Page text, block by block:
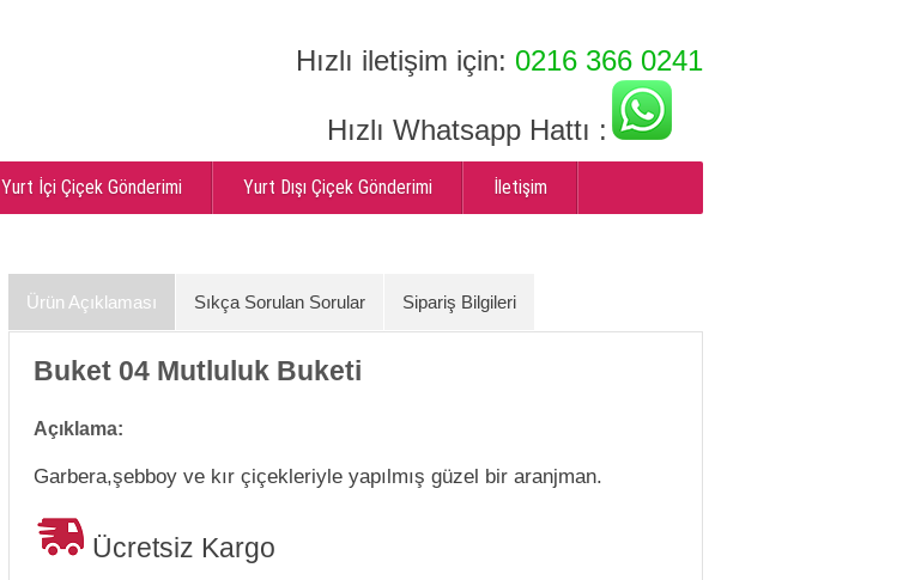
Hızlı iletişim için: 0216 366 0241
Hızlı Whatsapp Hattı :
Yurt İçi Çiçek Gönderimi Yurt Dışı Çiçek Gönderimi İletişim
Ürün Açıklaması Sıkça Sorulan Sorular Sipariş Bilgileri
Buket 04 Mutluluk Buketi
Açıklama:
Garbera,şebboy ve kır çiçekleriyle yapılmış güzel bir aranjman.
Ücretsiz Kargo